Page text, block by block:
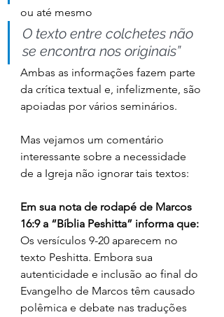
ou até mesmo
O texto entre colchetes não
se encontra nos originais”
Ambas as informações fazem parte
da crítica textual e, infelizmente, são
apoiadas por vários seminários.
Mas vejamos um comentário
interessante sobre a necessidade
de a Igreja não ignorar tais textos:
Em sua nota de rodapé de Marcos
16:9 a “Bíblia Peshitta” informa que:
Os versículos 9-20 aparecem no
texto Peshitta. Embora sua
autenticidade e inclusão ao final do
Evangelho de Marcos têm causado
polêmica e debate nas traduções